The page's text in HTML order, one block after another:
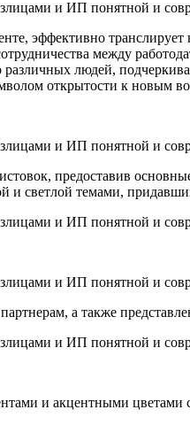
эффективно
между
людей,
открытости к новым
предоставив
светлой темами,
а также
и акцентными цветами